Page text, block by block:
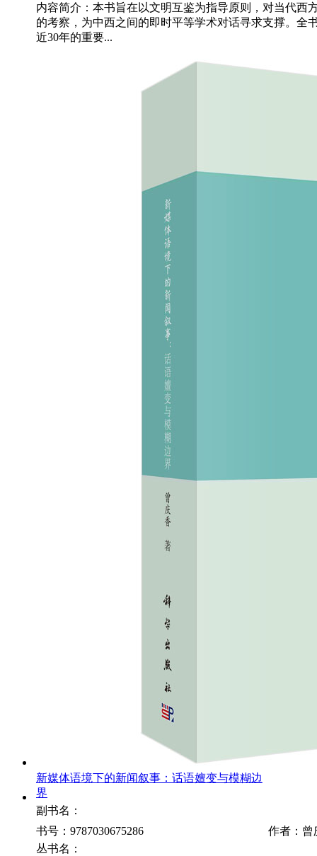
内容简介：本书旨在以文明互鉴为指导原则，对当代西
的考察，为中西之间的即时平等学术对话寻求支撑。全
近30年的重要...
新媒体语境下的新闻叙事：话语嬗变与模糊边
界
副书名：
书号：9787030675286
作者：曾
丛书名：